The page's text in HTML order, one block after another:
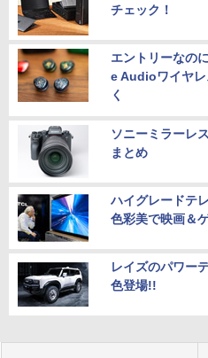
チェック！
エントリーなの
e Audioワイヤレ
く
ソニーミラーレ
まとめ
ハイグレードテ
色彩美で映画＆
レイズのパワー
色登場!!